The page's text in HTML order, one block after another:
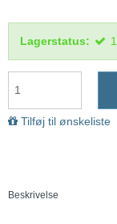
Lagerstatus: 1
Tilføj til ønskeliste
Beskrivelse